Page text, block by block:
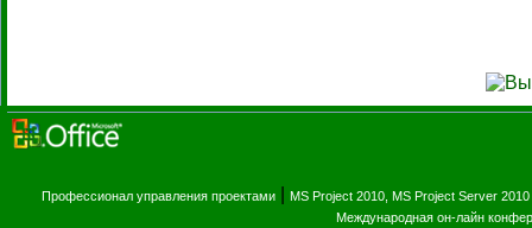
Профессионал управления проектами MS Project 2010, MS Project Server 2010
Международная он-лайн